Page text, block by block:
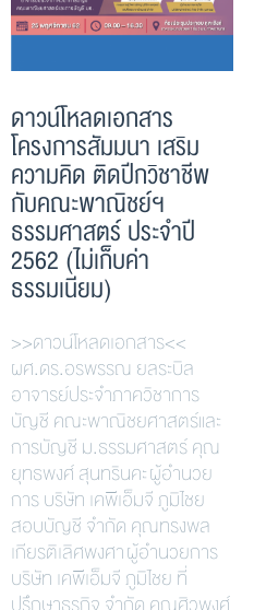
ดาวน์โหลดเอกสาร
โครงการสัมมนา เสริม
ความคิด ติดปีกวิชาชีพ
กับคณะพาณิชย์ฯ
ธรรมศาสตร์ ประจำปี
2562 (ไม่เก็บค่า
ธรรมเนียม)
>>ดาวน์โหลดเอกสาร<<
ผศ.ดร.อรพรรณ ยลระบิล
อาจารย์ประจำภาควิชาการ
บัญชี คณะพาณิชยศาสตร์และ
การบัญชี ม.ธรรมศาสตร์ คุณ
ยุทธพงศ์ สุนทรินคะ ผู้อำนวย
การ บริษัท เคพีเอ็มจี ภูมิไชย
สอบบัญชี จำกัด คุณทรงพล
เกียรติเลิศพงศา ผู้อำนวยการ
บริษัท เคพีเอ็มจี ภูมิไชย ที่